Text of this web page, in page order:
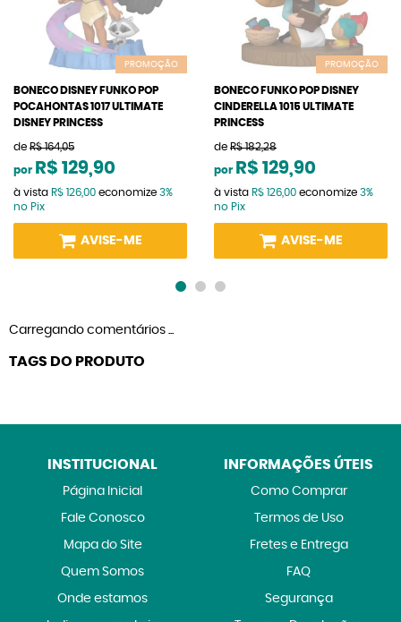
PROMOÇÃO
BONECO DISNEY FUNKO POP
POCAHONTAS 1017 ULTIMATE
DISNEY PRINCESS
de R$ 164,05
por R$ 129,90
à vista R$ 126,00 economize 3%
no Pix
AVISE-ME
PROMOÇÃO
BONECO FUNKO POP DISNEY
CINDERELLA 1015 ULTIMATE
PRINCESS
de R$ 182,28
por R$ 129,90
à vista R$ 126,00 economize 3%
no Pix
AVISE-ME
Carregando comentários ...
TAGS DO PRODUTO
INSTITUCIONAL
Página Inicial
Fale Conosco
Mapa do Site
Quem Somos
Onde estamos
INFORMAÇÕES ÚTEIS
Como Comprar
Termos de Uso
Fretes e Entrega
FAQ
Segurança